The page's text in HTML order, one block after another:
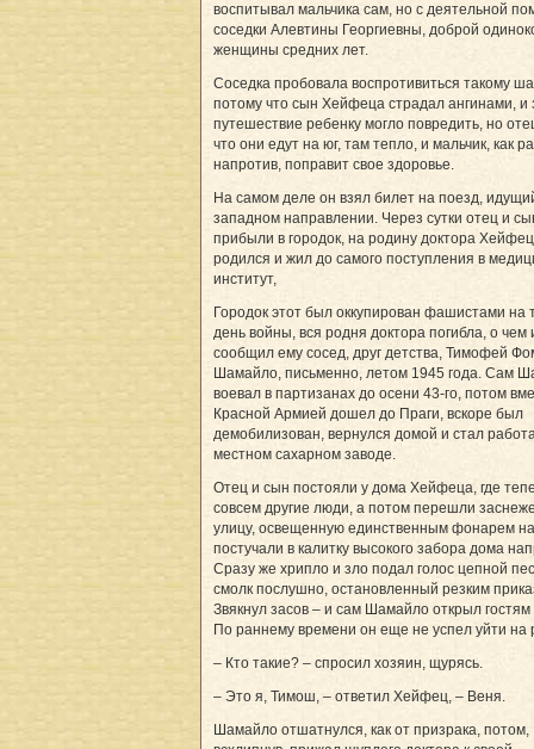
воспитывал мальчика сам, но с деятельной
соседки Алевтины Георгиевны, доброй
женщины средних лет.
Соседка пробовала воспротивиться такому
потому что сын Хейфеца страдал ангинами, и
путешествие ребенку могло повредить, но
что они едут на юг, там тепло, и мальчик, как
напротив, поправит свое здоровье.
На самом деле он взял билет на поезд,
западном направлении. Через сутки отец и
прибыли в городок, на родину доктора
родился и жил до самого поступления в
институт,
Городок этот был оккупирован фашистами на
день войны, вся родня доктора погибла, о чем
сообщил ему сосед, друг детства, Тимофей
Шамайло, письменно, летом 1945 года. Сам
воевал в партизанах до осени 43-го, потом
Красной Армией дошел до Праги, вскоре был
демобилизован, вернулся домой и стал
местном сахарном заводе.
Отец и сын постояли у дома Хейфеца, где
совсем другие люди, а потом перешли
улицу, освещенную единственным фонарем на
постучали в калитку высокого забора дома
Сразу же хрипло и зло подал голос цепной
смолк послушно, остановленный резким
Звякнул засов – и сам Шамайло открыл гостям
По раннему времени он еще не успел уйти на
– Кто такие? – спросил хозяин, щурясь.
– Это я, Тимош, – ответил Хейфец, – Веня.
Шамайло отшатнулся, как от призрака, потом,